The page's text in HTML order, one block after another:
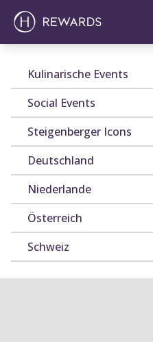
Kulinarische Events
Social Events
Steigenberger Icons
Deutschland
Niederlande
Österreich
Schweiz